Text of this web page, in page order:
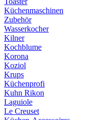
Küchenmaschinen
Zubehör
Wasserkocher
Kilner
Kochblume
Korona
Koziol
Krups
Küchenprofi
Kuhn Rikon
Laguiole
Le Creuset